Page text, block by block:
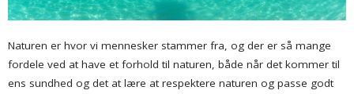
Naturen er hvor vi mennesker stammer fra, og der er så mange
fordele ved at have et forhold til naturen, både når det kommer til
ens sundhed og det at lære at respektere naturen og passe godt